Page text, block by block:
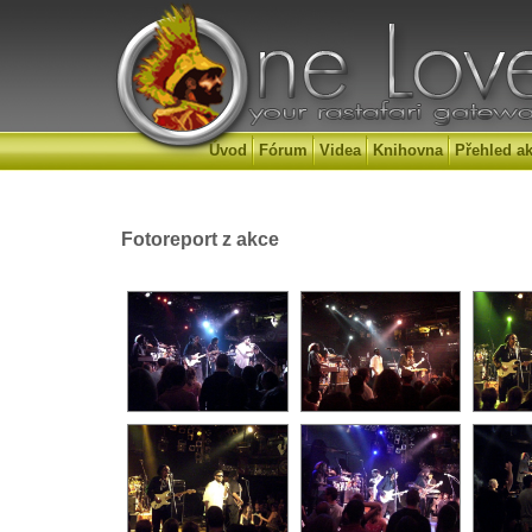
Úvod Fórum Videa Knihovna Přehled
Fotoreport z akce